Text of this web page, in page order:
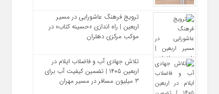
ترویج فرهنگ عاشورایی در مسیر
اربعین | راه‌ اندازی «حسینه کتاب» در
موکب مرکزی دهلران
تلاش جهادی آب و فاضلاب ایلام در
اربعین ۱۴۰۵ | تضمین کیفیت آب برای
۳ میلیون مسافر در مسیر مهران